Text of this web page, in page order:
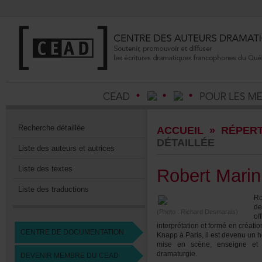
Recherchedétaillée
Listedesauteursetautrices
Listedestextes
Listedestraductions
CENTREDEDOCUMENTATION
DEVENIRMEMBREDUCEAD
ACCUEIL»
DÉTAILLÉE
(Photo:RichardDesmarais)
dramaturgie.